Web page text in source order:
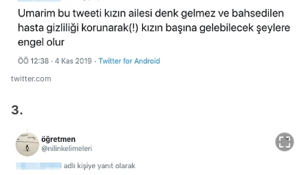
twitter.com
3.